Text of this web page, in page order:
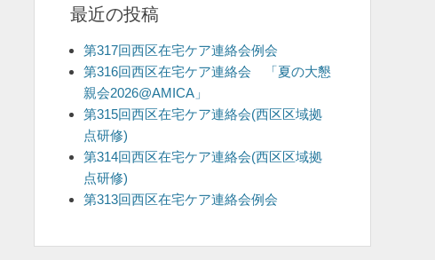
示
最近の投稿
第317回西区在宅ケア連絡会例会
第316回西区在宅ケア連絡会 「夏の大懇
親会2026@AMICA」
第315回西区在宅ケア連絡会(西区区域拠
点研修)
第314回西区在宅ケア連絡会(西区区域拠
点研修)
第313回西区在宅ケア連絡会例会